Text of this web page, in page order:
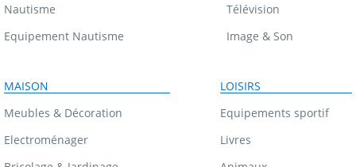
Nautisme
Equipement Nautisme
Télévision
Image & Son
MAISON
Meubles & Décoration
Electroménager
LOISIRS
Equipements sportif
Livres